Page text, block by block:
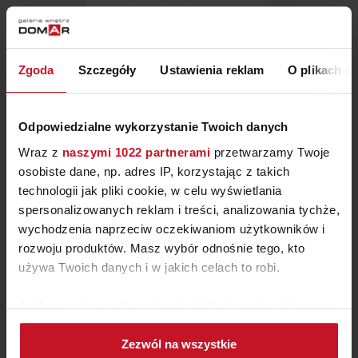
Zgoda Szczegóły Ustawienia reklam O plikach
Odpowiedzialne wykorzystanie Twoich danych
Wraz z naszymi 1022 partnerami przetwarzamy Twoje
osobiste dane, np. adres IP, korzystając z takich
technologii jak pliki cookie, w celu wyświetlania
spersonalizowanych reklam i treści, analizowania tychże,
wychodzenia naprzeciw oczekiwaniom użytkowników i
rozwoju produktów. Masz wybór odnośnie tego, kto
używa Twoich danych i w jakich celach to robi.
Jeśli wyrazisz na to zgodę, chcielibyśmy również:
Gromadzić dane dotyczące Twojej lokalizacji
geograficznej z dokładnością nawet do kilku metrów
Zezwól na wszystkie
STÓŁ CHEF BONTEMPI